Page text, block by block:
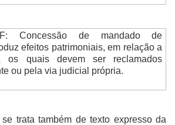
Concessão de mandado de
efeitos patrimoniais, em relação a
os quais devem ser reclamados
ou pela via judicial própria.
trata também de texto expresso da